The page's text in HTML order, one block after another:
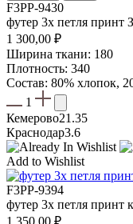
F3PP-9430
футер 3х петля принт
1 300,00 ₽
Ширина ткани: 180
Плотность: 340
Состав: 80% хлопок,
1
Кемерово21.35
Краснодар3.6
Add to Wishlist
F3PP-9394
футер 3х петля принт
1 350,00 ₽